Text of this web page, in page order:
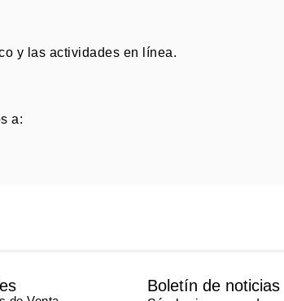
y las actividades en línea.
a:
Boletín de noticias